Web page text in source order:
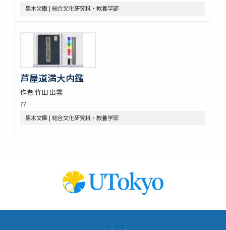
黒木文庫 | 総合文化研究科・教養学部
芦屋道満大内鑑
作者:竹田 出雲
??
黒木文庫 | 総合文化研究科・教養学部